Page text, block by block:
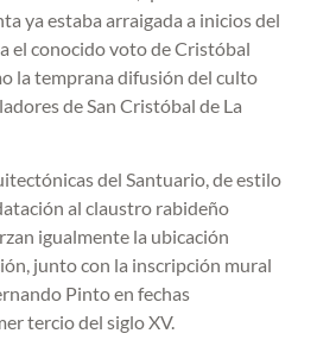
ya estaba arraigada a inicios del
el conocido voto de Cristóbal
la temprana difusión del culto
de San Cristóbal de La
del Santuario, de estilo
al claustro rabideño
igualmente la ubicación
junto con la inscripción mural
Pinto en fechas
tercio del siglo XV.